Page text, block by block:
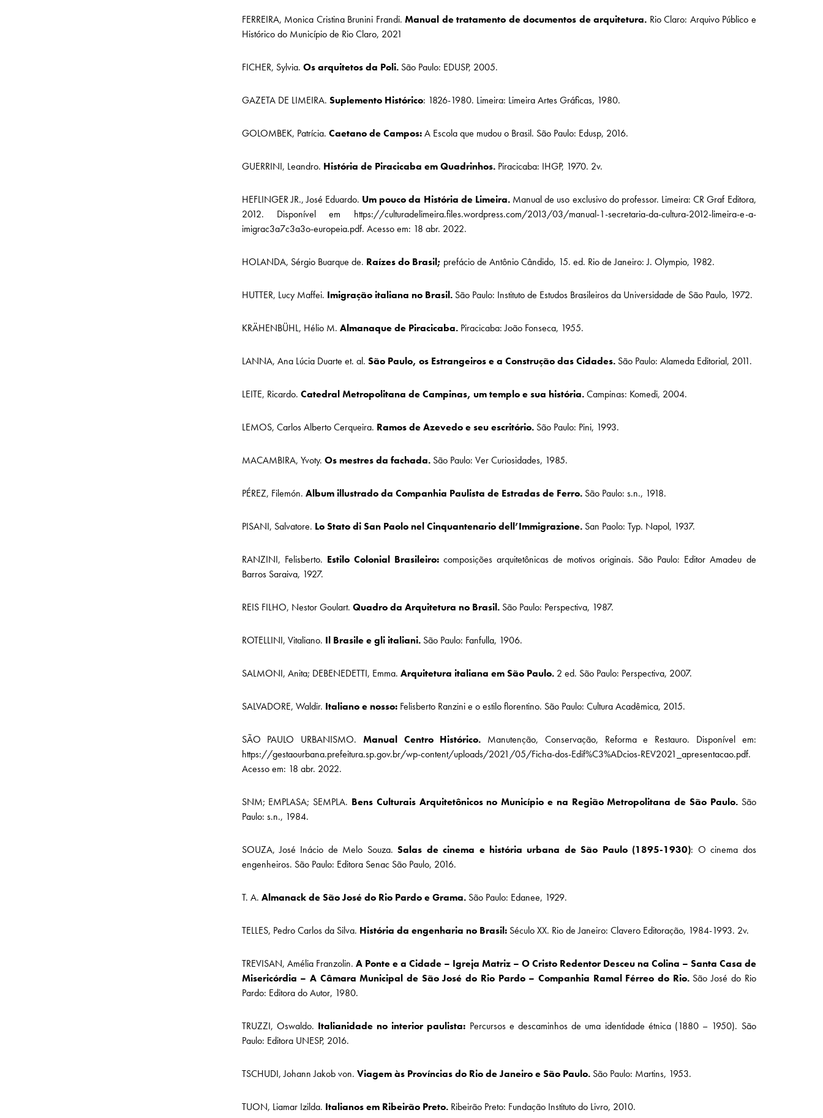
FERREIRA, Monica Cristina Brunini Frandi. Manual de tratamento de documentos de arquitetura. Rio Claro: Arquivo Público e
Histórico do Município de Rio Claro, 2021
FICHER, Sylvia. Os arquitetos da Poli.São Paulo: EDUSP, 2005.
GAZETA DE LIMEIRA. Suplemento Histórico: 1826-1980. Limeira: Limeira Artes Gráficas, 1980.
GOLOMBEK, Patrícia. Caetano de Campos:A Escola que mudou o Brasil. São Paulo: Edusp, 2016.
GUERRINI, Leandro. História de Piracicaba em Quadrinhos.Piracicaba: IHGP, 1970. 2v.
HEFLINGER JR., José Eduardo. Um pouco da História de Limeira.Manual de uso exclusivo do professor. Limeira: CR Graf Editora,
2012. Disponível em https://culturadelimeira.files.wordpress.com/2013/03/manual-1-secretaria-da-cultura-2012-limeira-e-a-
imigrac3a7c3a3o-europeia.pdf. Acesso em: 18 abr. 2022.
HOLANDA, Sérgio Buarque de. Raízes do Brasil; prefácio de Antônio Cândido, 15. ed. Rio de Janeiro: J. Olympio, 1982.
HUTTER, Lucy Maffei. Imigração italiana no Brasil. São Paulo: Instituto de Estudos Brasileiros da Universidade de São Paulo, 1972.
KRÄHENBÜHL, Hélio M. Almanaque de Piracicaba.Piracicaba: João Fonseca, 1955.
LANNA, Ana Lúcia Duarte et. al. São Paulo, os Estrangeiros e a Construção das Cidades.São Paulo: Alameda Editorial, 2011.
LEITE, Ricardo. Catedral Metropolitana de Campinas, um templo e sua história.Campinas: Komedi, 2004.
LEMOS, Carlos Alberto Cerqueira. Ramos de Azevedo e seu escritório.São Paulo: Pini, 1993.
MACAMBIRA, Yvoty. Os mestres da fachada.São Paulo: Ver Curiosidades, 1985.
PÉREZ, Filemón. Album illustrado da Companhia Paulista de Estradas de Ferro.São Paulo: s.n., 1918.
PISANI, Salvatore. Lo Stato di San Paolo nel Cinquantenario dell’Immigrazione.San Paolo: Typ. Napol, 1937.
RANZINI, Felisberto. Estilo Colonial Brasileiro:composições arquitetônicas de motivos originais. São Paulo: Editor Amadeu de
Barros Saraiva, 1927.
REIS FILHO, Nestor Goulart. Quadro da Arquitetura no Brasil.São Paulo: Perspectiva, 1987.
ROTELLINI, Vitaliano. Il Brasile e gli italiani.São Paulo: Fanfulla, 1906.
SALMONI, Anita; DEBENEDETTI, Emma. Arquitetura italiana em São Paulo.2 ed. São Paulo: Perspectiva, 2007.
SALVADORE, Waldir. Italiano e nosso:Felisberto Ranzini e o estilo florentino. São Paulo: Cultura Acadêmica, 2015.
SÃO PAULO URBANISMO. Manual Centro Histórico. Manutenção, Conservação, Reforma e Restauro. Disponível em:
https://gestaourbana.prefeitura.sp.gov.br/wp-content/uploads/2021/05/Ficha-dos-Edif%C3%ADcios-REV2021_apresentacao.pdf.
Acesso em: 18 abr. 2022.
SNM; EMPLASA; SEMPLA. Bens Culturais Arquitetônicos no Município e na Região Metropolitana de São Paulo.São
Paulo: s.n., 1984.
SOUZA, José Inácio de Melo Souza.Salas de cinema e história urbana de São Paulo (1895-1930): O cinema dos
engenheiros. São Paulo: Editora Senac São Paulo, 2016.
T. A. Almanack de São José do Rio Pardo e Grama.São Paulo: Edanee, 1929.
TELLES, Pedro Carlos da Silva. História da engenharia no Brasil:Século XX. Rio de Janeiro: Clavero Editoração, 1984-1993. 2v.
TREVISAN, Amélia Franzolin. A Ponte e a Cidade – Igreja Matriz – O Cristo Redentor Desceu na Colina – Santa Casa de
Misericórdia – A Câmara Municipal de São José do Rio Pardo – Companhia Ramal Férreo do Rio.São José do Rio
Pardo: Editora do Autor, 1980.
TRUZZI, Oswaldo. Italianidade no interior paulista: Percursos e descaminhos de uma identidade étnica (1880 – 1950). São
Paulo: Editora UNESP, 2016.
TSCHUDI, Johann Jakob von. Viagem às Províncias do Rio de Janeiro e São Paulo.São Paulo: Martins, 1953.
TUON, Liamar Izilda. Italianos em Ribeirão Preto.Ribeirão Preto: Fundação Instituto do Livro, 2010.